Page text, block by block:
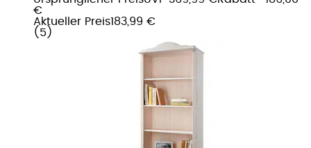
€
Aktueller Preis183,99 €
( 5 )